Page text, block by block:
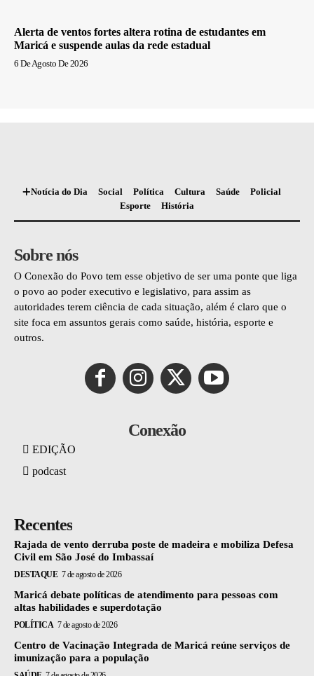
Alerta de ventos fortes altera rotina de estudantes em
Maricá e suspende aulas da rede estadual
6 De Agosto De 2026
Notícia do Dia Social Política Cultura Saúde
Policial
Esporte
História
Sobre nós
O Conexão do Povo tem esse objetivo de ser uma ponte que liga
o povo ao poder executivo e legislativo, para assim as
autoridades terem ciência de cada situação, além é claro que o
site foca em assuntos gerais como saúde, história, esporte e
outros.
Conexão
EDIÇÃO
podcast
Recentes
Rajada de vento derruba poste de madeira e mobiliza Defesa
Civil em São José do Imbassaí
DESTAQUE 7 de agosto de 2026
Maricá debate políticas de atendimento para pessoas com
altas habilidades e superdotação
POLÍTICA 7 de agosto de 2026
Centro de Vacinação Integrada de Maricá reúne serviços de
imunização para a população